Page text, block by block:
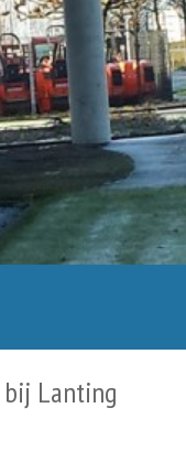
Lanting